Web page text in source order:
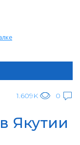
1.609K 0
Якутии